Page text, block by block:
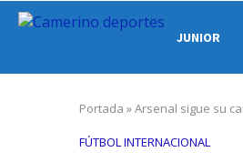
JUNIOR
Portada »Arsenal sigue su
FÚTBOL INTERNACIONAL